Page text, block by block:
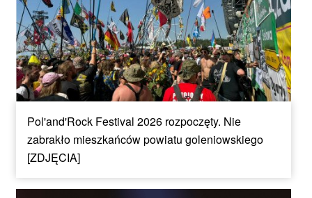
Pol'and'Rock Festival 2026 rozpoczęty. Nie
zabrakło mieszkańców powiatu goleniowskiego
[ZDJĘCIA]